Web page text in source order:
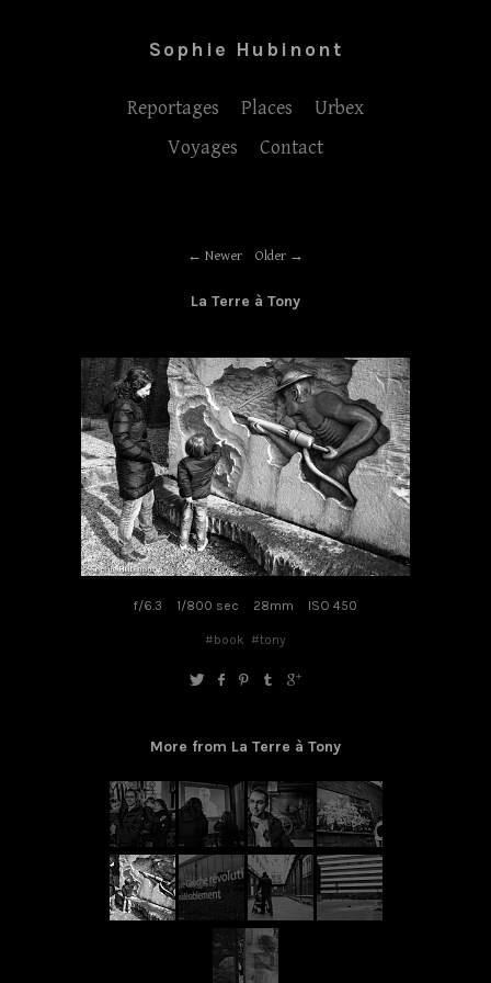
Sophie Hubinont
Reportages Places
Urbex
Voyages
Contact
Newer Older
La Terre à Tony
f/6.3 1/800 sec 28mm ISO 450
#book #tony
More from La Terre à Tony